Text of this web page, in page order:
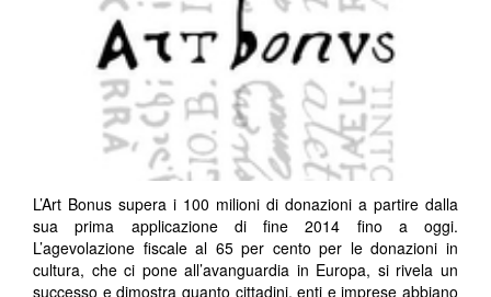
L’Art Bonus supera i 100 milioni di donazioni a partire dalla
sua prima applicazione di fine 2014 fino a oggi.
L’agevolazione fiscale al 65 per cento per le donazioni in
cultura, che ci pone all’avanguardia in Europa, si rivela un
successo e dimostra quanto cittadini, enti e imprese abbiano